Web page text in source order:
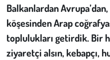
Balkanlardan
köşesinden Arap
toplulukları getirdik. Bir
ziyaretçi alsın, kebapçı,